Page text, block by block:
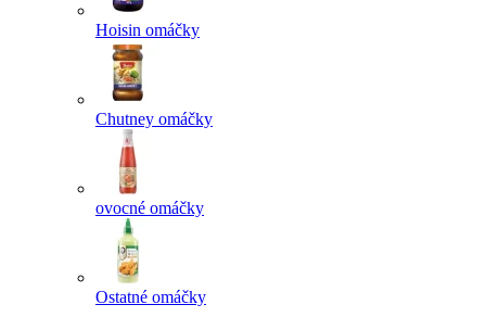
Hoisin omáčky
Chutney omáčky
ovocné omáčky
Ostatné omáčky